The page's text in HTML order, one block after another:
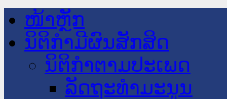
ໜ້າຫຼັກ
ນິຕິກໍາມີຜົນສັກສິດ
ນິຕິກໍາຕາມປະເພດ
ລັດຖະທໍາມະນູນ